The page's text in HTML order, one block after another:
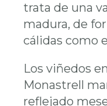
trata de una
madura, de
cálidas como
Los viñedos
Monastrell
reflejado